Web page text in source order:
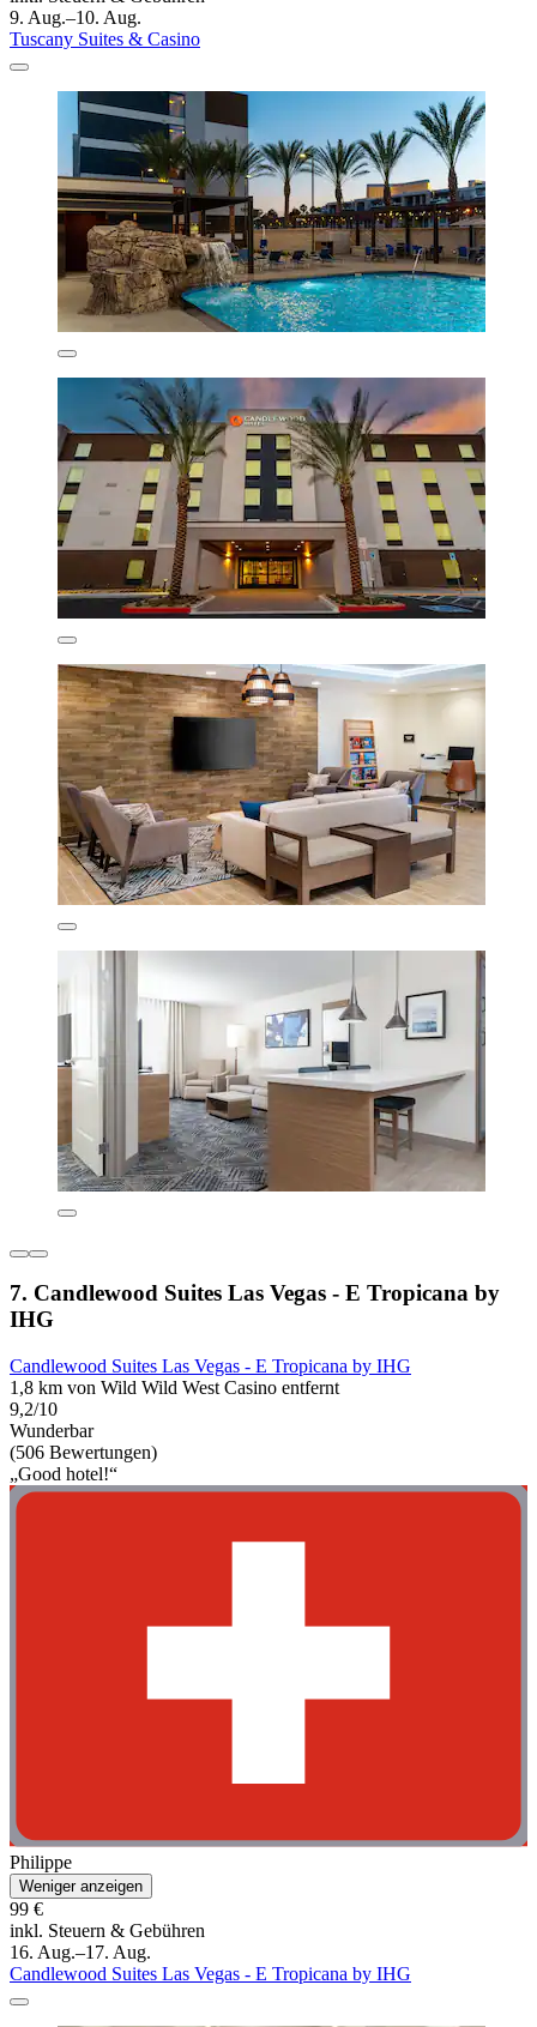
9. Aug.–10. Aug.
Tuscany Suites & Casino
7. Candlewood Suites Las Vegas - E Tropicana by
IHG
Candlewood Suites Las Vegas - E Tropicana by IHG
1,8 km von Wild Wild West Casino entfernt
9,2/10
Wunderbar
(506 Bewertungen)
„Good hotel!“
Philippe
Weniger anzeigen
99 €
inkl. Steuern & Gebühren
16. Aug.–17. Aug.
Candlewood Suites Las Vegas - E Tropicana by IHG